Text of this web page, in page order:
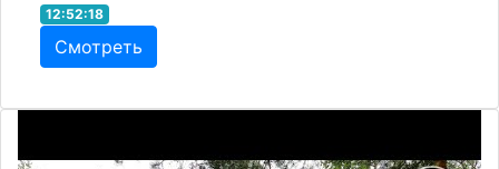
12:52:18
Смотреть